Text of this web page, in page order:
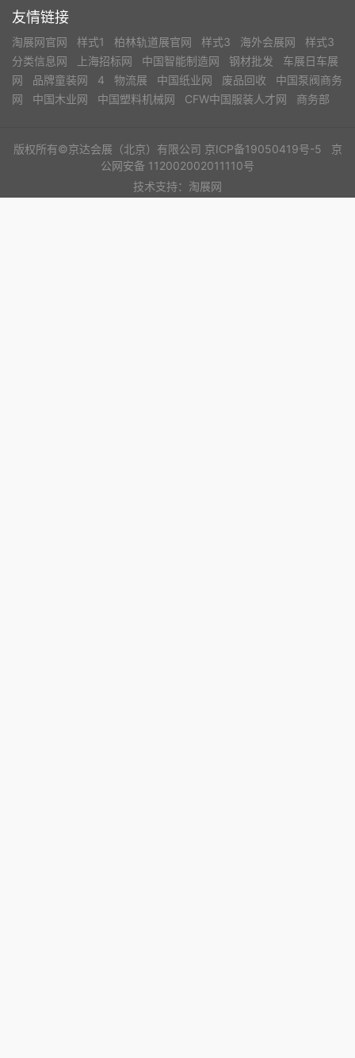
友情链接
淘展网官网 样式1 柏林轨道展官网 样式3 海外会展网
样式3
分类信息网
上海招标网 中国智能制造网 钢材批发
车展日车展
网
品牌童装网 4 物流展 中国纸业网 废品回收
中国泵阀商务
网
中国木业网 中国塑料机械网 CFW中国服装人才网 商务部
版权所有©京达会展（北京）有限公司 京ICP备19050419号-5
京
公网安备 112002002011110号
技术支持：淘展网